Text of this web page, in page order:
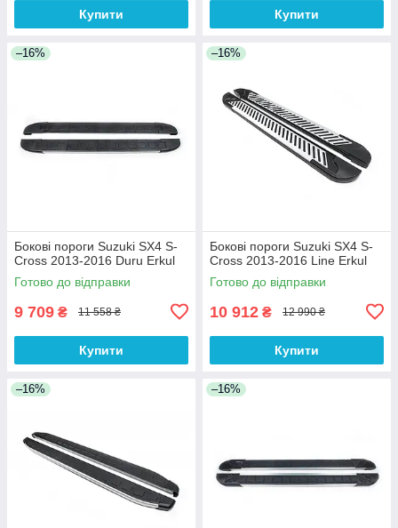
Купити Купити
–16%
Бокові пороги Suzuki SX4 S-
Cross 2013-2016 Duru Erkul
Готово до відправки
9 709 ₴ 11 558 ₴
Купити
–16%
Бокові пороги Suzuki SX4 S-
Cross 2013-2016 Line Erkul
Готово до відправки
10 912 ₴ 12 990 ₴
Купити
–16% –16%